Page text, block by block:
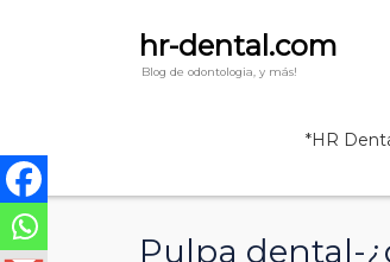
hr-dental.com
Blog de odontologia, y más!
*HR
Pulpa dental-